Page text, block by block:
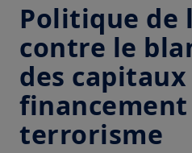
Politique de
contre le
des
financement
terrorisme